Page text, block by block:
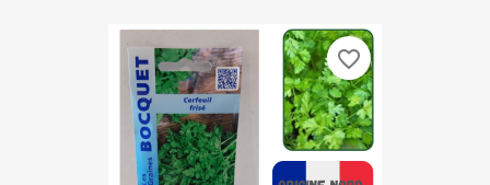
favorite_border